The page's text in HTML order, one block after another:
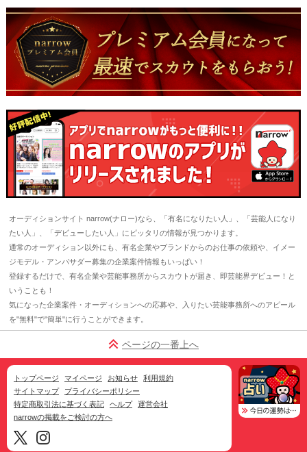
オーディションサイト narrow(ナロー)なら、「有名になりたい人」、「芸能人になり
たい人」、「デビューしたい人」にピッタリの情報が見つかります。
通常のオーディション以外にも、有名企業やブランドからのお仕事の依頼や、イメー
ジモデル・アンバサダー募集の企業案件情報もいっぱい！
登録するだけで、有名企業や芸能事務所からスカウトが届き、即芸能界デビュー！と
いうことも！
気になった企業案件・オーディションへの応募や、入りたい芸能事務所へのアピール
を"無料"で"簡単"に行うことができます。
ページの一番上へ
トップページ マイページ お知らせ
利用規約
サイトマップ
プライバシーポリシー
特定商取引法に基づく表記
ヘルプ
運営会社
narrowの掲載をご検討の方へ